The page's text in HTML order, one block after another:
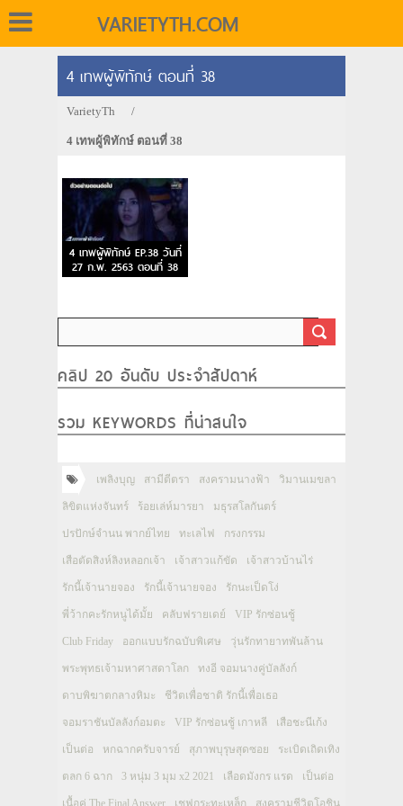
VARIETYTH.COM
4 เทพผู้พิทักษ์ ตอนที่ 38
VarietyTh /
4 เทพผู้พิทักษ์ ตอนที่ 38
4 เทพผู้พิทักษ์ EP.38 วันที่
27 ก.พ. 2563 ตอนที่ 38
คลิป 20 อันดับ ประจำสัปดาห์
รวม KEYWORDS ที่น่าสนใจ
เพลิงบุญ สามีตีตรา สงครามนางฟ้า วิมานเมขลา
ลิขิตแห่งจันทร์ ร้อยเล่ห์มารยา มธุรสโลกันตร์
ปรปักษ์จำนน พากย์ไทย ทะเลไฟ กรงกรรม
เสือตัดสิงห์ลิงหลอกเจ้า เจ้าสาวแก้ขัด เจ้าสาวบ้านไร่
รักนี้เจ้านายจอง รักนี้เจ้านายจอง รักนะเป็ดโง่
พี่ว้ากคะรักหนูได้มั้ย คลับฟรายเดย์ VIP รักซ่อนชู้
Club Friday ออกแบบรักฉบับพิเศษ วุ่นรักทายาทพันล้าน
พระพุทธเจ้ามหาศาสดาโลก ทงอี จอมนางคู่บัลลังก์
ดาบพิฆาตกลางหิมะ ชีวิตเพื่อชาติ รักนี้เพื่อเธอ
จอมราชันบัลลังก์อมตะ VIP รักซ่อนชู้ เกาหลี เสือชะนีเก้ง
เป็นต่อ หกฉากครับจารย์ สุภาพบุรุษสุดซอย ระเบิดเถิดเทิง
ตลก 6 ฉาก 3 หนุ่ม 3 มุม x2 2021 เลือดมังกร แรด เป็นต่อ
เนื้อคู่ The Final Answer เชฟกระทะเหล็ก สงครามชีวิตโอชิน